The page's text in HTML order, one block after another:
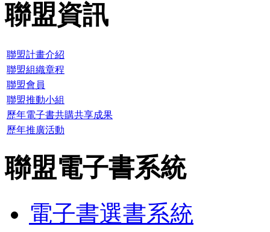
聯盟資訊
聯盟計畫介紹
聯盟組織章程
聯盟會員
聯盟推動小組
歷年電子書共購共享成果
歷年推廣活動
聯盟電子書系統
電子書選書系統